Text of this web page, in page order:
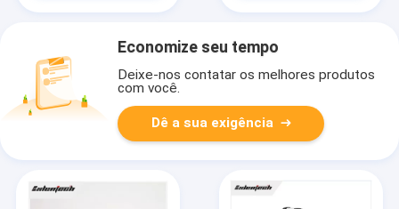
Economize seu tempo
Deixe-nos contatar os melhores produtos
com você.
Dê a sua exigência